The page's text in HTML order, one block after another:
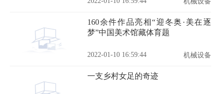
160余件作品亮相“迎冬奥·美在逐
梦”中国美术馆藏体育题
2022-01-10 16:59:44 机械设备
一支乡村女足的奇迹